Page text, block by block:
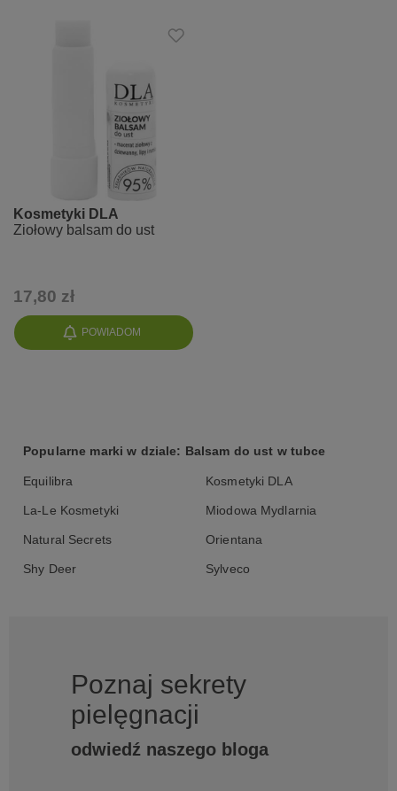
POWIADOM
Kosmetyki DLA
Ziołowy balsam do ust
17,80 zł
Popularne marki w dziale: Balsam do ust w tubce
Equilibra Kosmetyki DLA
La-Le Kosmetyki Miodowa Mydlarnia
Natural Secrets Orientana
Shy Deer Sylveco
Poznaj sekrety
pielęgnacji
odwiedź naszego bloga